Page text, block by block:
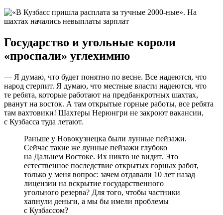
Государство и угольные короли
«проспали» углехимию
— Я думаю, что будет понятно по весне. Все надеются, что
народ стерпит. Я думаю, что местные власти надеются, что
те ребята, которые работают на предбанкротных шахтах,
рванут на восток. А там открытые горные работы, все ребята
там вахтовики! Шахтеры Нерюнгри не закроют вакансии,
с Кузбасса туда летают.
Раньше у Новокузнецка были лунные пейзажи.
Сейчас такие же лунные пейзажи глубоко
на Дальнем Востоке. Их никто не видит. Это
естественное последствие открытых горных работ,
только у меня вопрос: зачем отдавали 10 лет назад
лицензии на вскрытие государственного
угольного резерва? Для того, чтобы частники
хапнули деньги, а мы бы имели проблемы
с Кузбассом?